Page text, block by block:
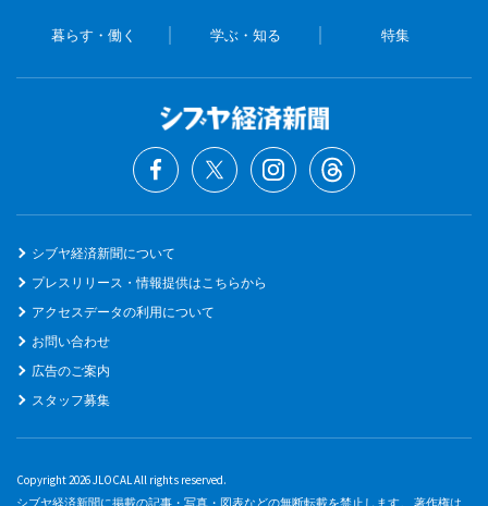
暮らす・働く 学ぶ・知る 特集
シブヤ経済新聞について
プレスリリース・情報提供はこちらから
アクセスデータの利用について
お問い合わせ
広告のご案内
スタッフ募集
Copyright 2026 JLOCAL All rights reserved.
シブヤ経済新聞に掲載の記事・写真・図表などの無断転載を禁止します。 著作権は